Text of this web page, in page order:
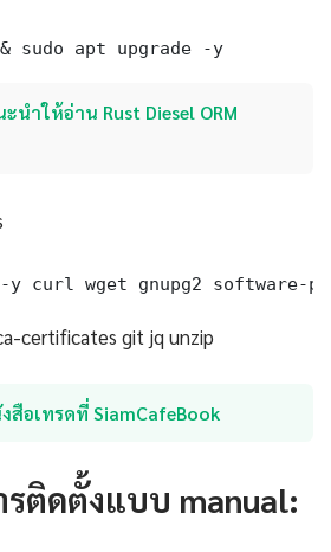
sudo apt upgrade -y
นำให้อ่าน Rust Diesel ORM
curl wget gnupg2 software-
certificates git jq unzip
สือเทรดที่ SiamCafeBook
ติดตั้งแบบ manual: